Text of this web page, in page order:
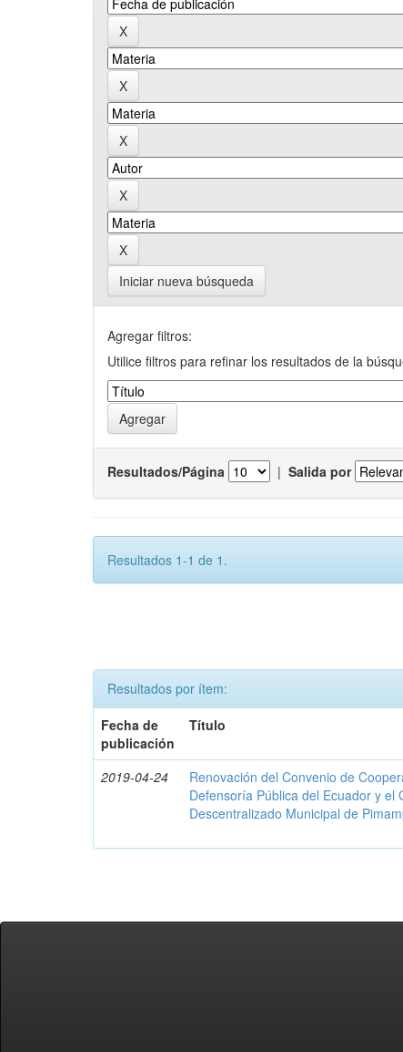
Iniciar nueva búsqueda
Agregar filtros:
Utilice filtros para refinar los resultados de la
Resultados/Página | Salida por
Resultados 1-1 de 1.
Resultados por ítem:
Fecha de
publicación
Título
2019-04-24
Renovación del Convenio de
Defensoría Pública del Ecuador y el
Descentralizado Municipal de